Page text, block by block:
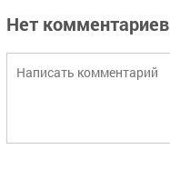
Нет комментариев